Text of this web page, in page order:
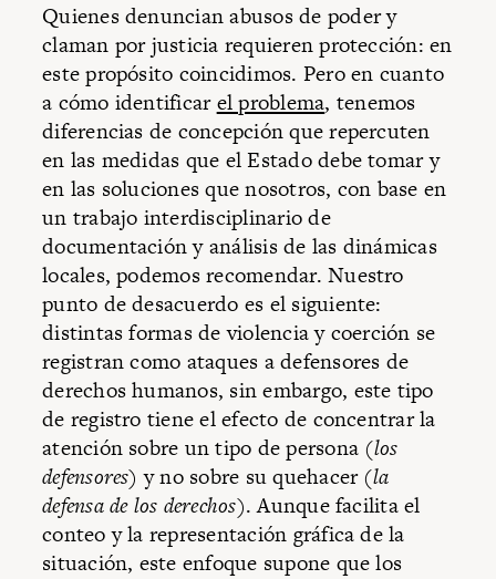
Quienes denuncian abusos de poder y
claman por justicia requieren protección: en
este propósito coincidimos. Pero en cuanto
a cómo identificarel problema, tenemos
diferencias de concepción que repercuten
en las medidas que el Estado debe tomar y
en las soluciones que nosotros, con base en
un trabajo interdisciplinario de
documentación y análisis de las dinámicas
locales, podemos recomendar. Nuestro
punto de desacuerdo es el siguiente:
distintas formas de violencia y coerción se
registran como ataques a defensores de
derechos humanos, sin embargo, este tipo
de registro tiene el efecto de concentrar la
atención sobre un tipo de persona (los
defensores) y no sobre su quehacer (la
defensa de los derechos). Aunque facilita el
conteo y la representación gráfica de la
situación, este enfoque supone que los